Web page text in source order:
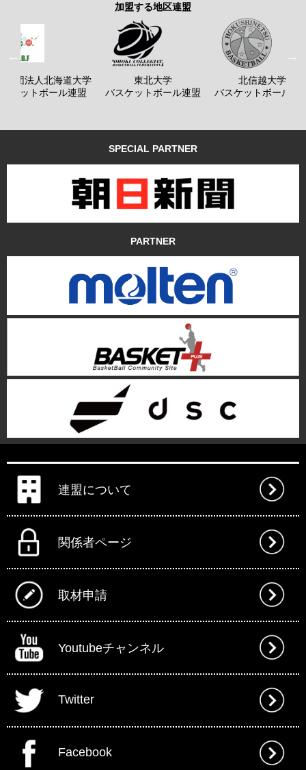
加盟する地区連盟
社団法人北海道大学
ケットボール連盟
東北大学
バスケットボール連盟
北信越大学
バスケットボール連
SPECIAL PARTNER
PARTNER
連盟について
関係者ページ
取材申請
Youtubeチャンネル
Twitter
Facebook